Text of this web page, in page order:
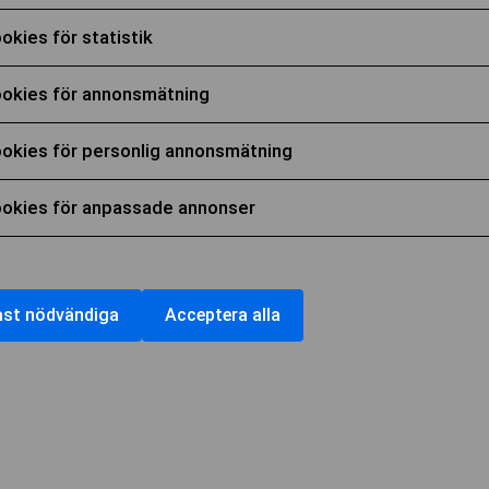
för statistik
för annonsmätning
för personlig annonsmätning
för anpassade annonser
nödvändiga Acceptera alla